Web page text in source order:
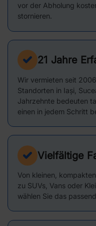
vor der Abholung
stornieren.
21 Jahre
Wir vermieten seit
Standorten in Iași,
Jahrzehnte bedeuten
einen in jedem Schritt
Vielfältige
Von kleinen,
zu SUVs, Vans oder
wählen Sie das